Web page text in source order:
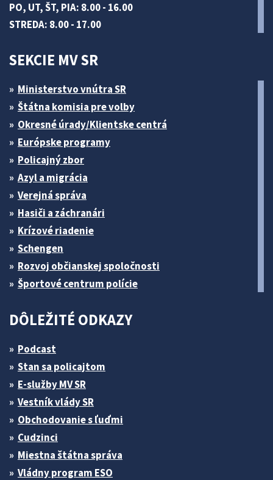
PO, UT, ŠT, PIA: 8.00 - 16.00
STREDA: 8.00 - 17.00
SEKCIE MV SR
Ministerstvo vnútra SR
Štátna komisia pre volby
Okresné úrady/Klientske centrá
Európske programy
Policajný zbor
Azyl a migrácia
Verejná správa
Hasiči a záchranári
Krízové riadenie
Schengen
Rozvoj občianskej spoločnosti
Športové centrum polície
DÔLEŽITÉ ODKAZY
Podcast
Stan sa policajtom
E-služby MV SR
Vestník vlády SR
Obchodovanie s ľuďmi
Cudzinci
Miestna štátna správa
Vládny program ESO